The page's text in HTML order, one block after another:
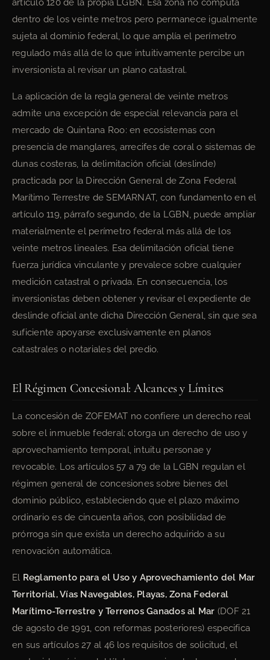
artículo 120 de la propia LGBN. Esa zona no computa
dentro de los veinte metros pero permanece igualmente
sujeta al dominio federal, lo que amplía el perímetro
regulado más allá de lo que intuitivamente percibe un
inversionista al revisar un plano catastral.
La aplicación de la regla general de veinte metros
admite una excepción de especial relevancia para el
mercado de Quintana Roo: en ecosistemas con
presencia de manglares, arrecifes de coral o sistemas de
dunas costeras, la delimitación oficial (deslinde)
practicada por la Dirección General de Zona Federal
Marítimo Terrestre de SEMARNAT, con fundamento en el
artículo 119, párrafo segundo, de la LGBN, puede ampliar
materialmente el perímetro federal más allá de los
veinte metros lineales. Esa delimitación oficial tiene
fuerza jurídica vinculante y prevalece sobre cualquier
medición catastral o privada. En consecuencia, los
inversionistas deben obtener y revisar el expediente de
deslinde oficial ante dicha Dirección General, sin que sea
suficiente apoyarse exclusivamente en planos
catastrales o notariales del predio.
El Régimen Concesional: Alcances y Límites
La concesión de ZOFEMAT no confiere un derecho real
sobre el inmueble federal; otorga un derecho de uso y
aprovechamiento temporal, intuitu personae y
revocable. Los artículos 57 a 79 de la LGBN regulan el
régimen general de concesiones sobre bienes del
dominio público, estableciendo que el plazo máximo
ordinario es de cincuenta años, con posibilidad de
prórroga sin que exista un derecho adquirido a su
renovación automática.
El Reglamento para el Uso y Aprovechamiento del Mar
Territorial, Vías Navegables, Playas, Zona Federal
Marítimo-Terrestre y Terrenos Ganados al Mar (DOF 21
de agosto de 1991, con reformas posteriores) especifica
en sus artículos 27 al 46 los requisitos de solicitud, el